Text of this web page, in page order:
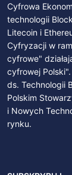
Cyfrowa
technologii
Litecoin i
Cyfryzacji w
cyfrowe"
cyfrowej Polski".
ds. Technologii
Polskim
i Nowych
rynku.